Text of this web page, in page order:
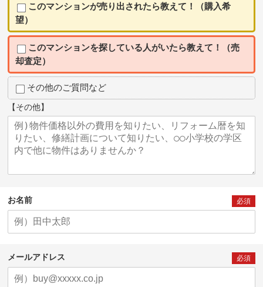
このマンションが売り出されたら教えて！（購入希
望）
このマンションを探している人がいたら教えて！（売
却査定）
その他のご質問など
【その他】
お名前 必須
メールアドレス 必須